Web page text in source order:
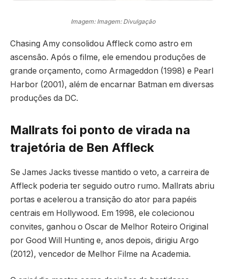
Imagem: Imagem: Divulgação
Chasing Amy consolidou Affleck como astro em
ascensão. Após o filme, ele emendou produções de
grande orçamento, como Armageddon (1998) e Pearl
Harbor (2001), além de encarnar Batman em diversas
produções da DC.
Mallrats foi ponto de virada na
trajetória de Ben Affleck
Se James Jacks tivesse mantido o veto, a carreira de
Affleck poderia ter seguido outro rumo. Mallrats abriu
portas e acelerou a transição do ator para papéis
centrais em Hollywood. Em 1998, ele colecionou
convites, ganhou o Oscar de Melhor Roteiro Original
por Good Will Hunting e, anos depois, dirigiu Argo
(2012), vencedor de Melhor Filme na Academia.